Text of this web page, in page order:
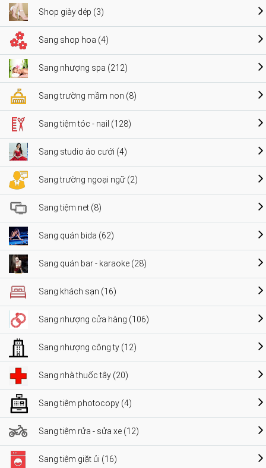
Shop giày dép (3)
Sang shop hoa (4)
Sang nhượng spa (212)
Sang trường mầm non (8)
Sang tiệm tóc - nail (128)
Sang studio áo cưới (4)
Sang trường ngoại ngữ (2)
Sang tiệm net (8)
Sang quán bida (62)
Sang quán bar - karaoke (28)
Sang khách sạn (16)
Sang nhượng cửa hàng (106)
Sang nhượng công ty (12)
Sang nhà thuốc tây (20)
Sang tiệm photocopy (4)
Sang tiệm rửa - sửa xe (12)
Sang tiệm giặt ủi (16)